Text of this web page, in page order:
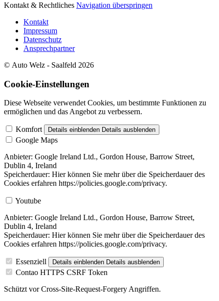
Kontakt & Rechtliches Navigation überspringen
Kontakt
Impressum
Datenschutz
Ansprechpartner
© Auto Welz - Saalfeld 2026
Cookie-Einstellungen
Diese Webseite verwendet Cookies, um bestimmte Funktionen zu
ermöglichen und das Angebot zu verbessern.
Komfort Details einblenden Details ausblenden
Google Maps
Anbieter: Google Ireland Ltd., Gordon House, Barrow Street,
Dublin 4, Ireland
Speicherdauer: Hier können Sie mehr über die Speicherdauer des
Cookies erfahren https://policies.google.com/privacy.
Youtube
Anbieter: Google Ireland Ltd., Gordon House, Barrow Street,
Dublin 4, Ireland
Speicherdauer: Hier können Sie mehr über die Speicherdauer des
Cookies erfahren https://policies.google.com/privacy.
Essenziell Details einblenden Details ausblenden
Contao HTTPS CSRF Token
Schützt vor Cross-Site-Request-Forgery Angriffen.